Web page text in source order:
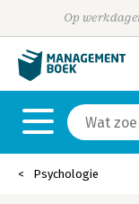
Op
Psychologie